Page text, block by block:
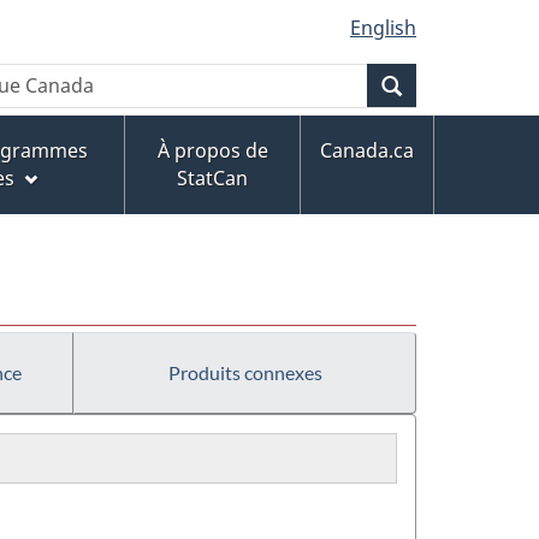
English
À propos de
StatCan
Canada.ca
Produits connexes